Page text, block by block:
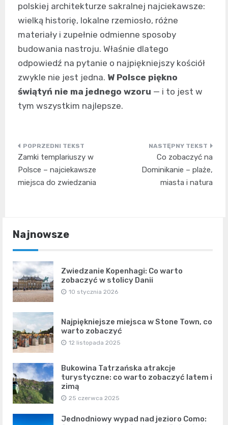
polskiej architekturze sakralnej najciekawsze:
wielką historię, lokalne rzemiosło, różne
materiały i zupełnie odmienne sposoby
budowania nastroju. Właśnie dlatego
odpowiedź na pytanie o najpiękniejszy kościół
zwykle nie jest jedna. W Polsce piękno
świątyń nie ma jednego wzoru — i to jest w
tym wszystkim najlepsze.
Nawigacja
wpisu
Zamki templariuszy w
Polsce – najciekawsze
miejsca do zwiedzania
Co zobaczyć na
Dominikanie – plaże,
miasta i natura
Najnowsze
Zwiedzanie Kopenhagi: Co warto
zobaczyć w stolicy Danii
10 stycznia 2026
Najpiękniejsze miejsca w Stone Town, co
warto zobaczyć
12 listopada 2025
Bukowina Tatrzańska atrakcje
turystyczne: co warto zobaczyć latem i
zimą
25 czerwca 2025
Jednodniowy wypad nad jezioro Como: